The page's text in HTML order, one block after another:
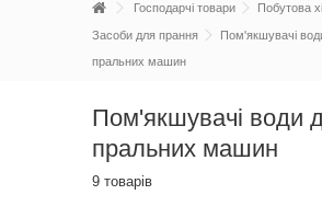
Господарчі товари Побутова
Засоби для прання
Пом'якшувачі
пральних машин
Пом'якшувачі води
пральних машин
9 товарів